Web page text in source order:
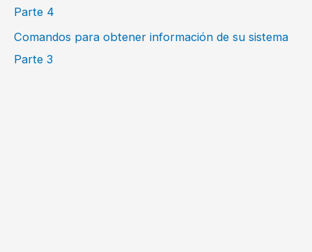
Parte 4
Comandos para obtener información de su sistema
Parte 3